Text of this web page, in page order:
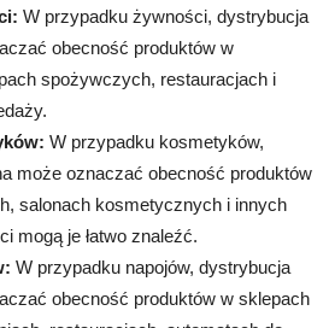
W przypadku żywności, dystrybucja
obecność produktów w
spożywczych, restauracjach i
W przypadku kosmetyków,
może oznaczać obecność produktów
salonach kosmetycznych i innych
mogą je łatwo znaleźć.
W przypadku napojów, dystrybucja
obecność produktów w sklepach